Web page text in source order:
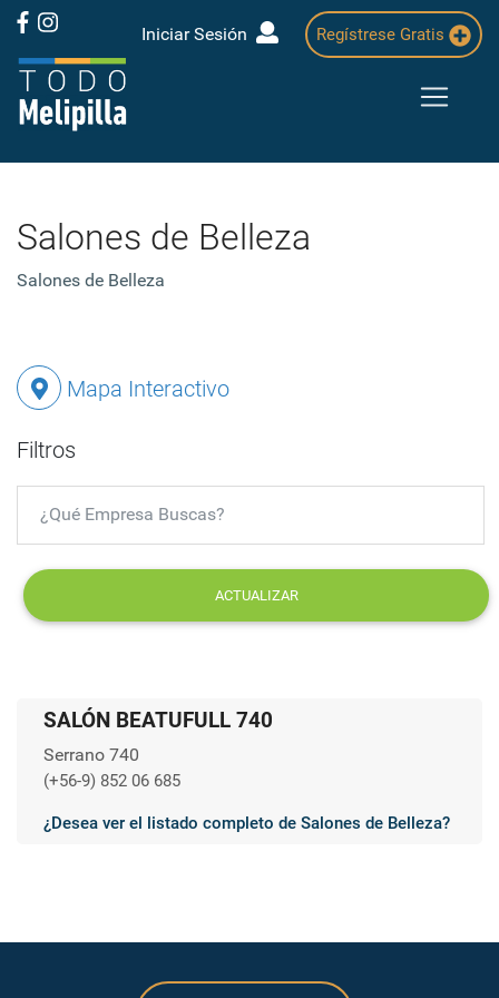
Iniciar Sesión Regístrese Gratis
Salones de Belleza
Salones de Belleza
Mapa Interactivo
Filtros
ACTUALIZAR
SALÓN BEATUFULL 740
Serrano 740
(+56-9) 852 06 685
¿Desea ver el listado completo de Salones de Belleza?